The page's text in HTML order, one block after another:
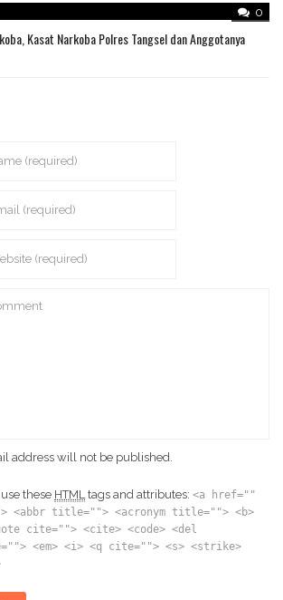
0
Kasat Narkoba Polres Tangsel dan Anggotanya
address will not be published.
these HTML tags and attributes: <a href=""
<abbr title=""> <acronym title=""> <b>
cite=""> <cite> <code> <del
<em> <i> <q cite=""> <s> <strike>